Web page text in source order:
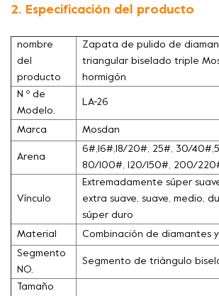
2. Especificación del producto
nombre
del
producto
Zapata de pulido de
triangular biselado triple
hormigón
N º de
Modelo.
LA-26
Marca Mosdan
Arena
6#,16#,18/20#, 25#, 30/
80/100#, 120/150#, 200/
Vínculo
Extremadamente súper
extra suave, suave, medio,
súper duro
Material Combinación de diamantes
Segmento
NO.
Segmento de triángulo
Tamaño